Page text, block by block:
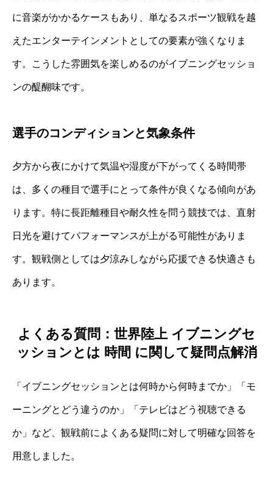
に音楽がかかるケースもあり、単なるスポーツ観戦を越
えたエンターテインメントとしての要素が強くなりま
す。こうした雰囲気を楽しめるのがイブニングセッショ
ンの醍醐味です。
選手のコンディションと気象条件
夕方から夜にかけて気温や湿度が下がってくる時間帯
は、多くの種目で選手にとって条件が良くなる傾向があ
ります。特に長距離種目や耐久性を問う競技では、直射
日光を避けてパフォーマンスが上がる可能性がありま
す。観戦側としては夕涼みしながら応援できる快適さも
あります。
よくある質問：世界陸上 イブニングセ
ッションとは 時間 に関して疑問点解消
「イブニングセッションとは何時から何時までか」「モ
ーニングとどう違うのか」「テレビはどう視聴できる
か」など、観戦前によくある疑問に対して明確な回答を
用意しました。